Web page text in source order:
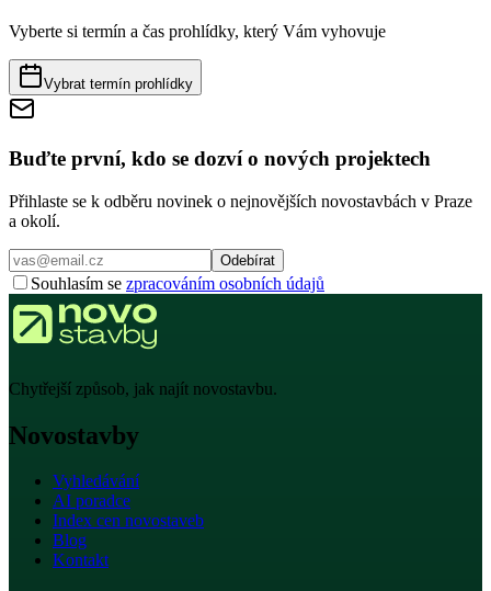
Vyberte si termín a čas prohlídky, který Vám vyhovuje
Vybrat termín prohlídky
Buďte první, kdo se dozví o nových projektech
Přihlaste se k odběru novinek o nejnovějších novostavbách v Praze
a okolí.
Odebírat
Souhlasím se zpracováním osobních údajů
Chytřejší způsob, jak najít novostavbu.
Novostavby
Vyhledávání
AI poradce
Index cen novostaveb
Blog
Kontakt